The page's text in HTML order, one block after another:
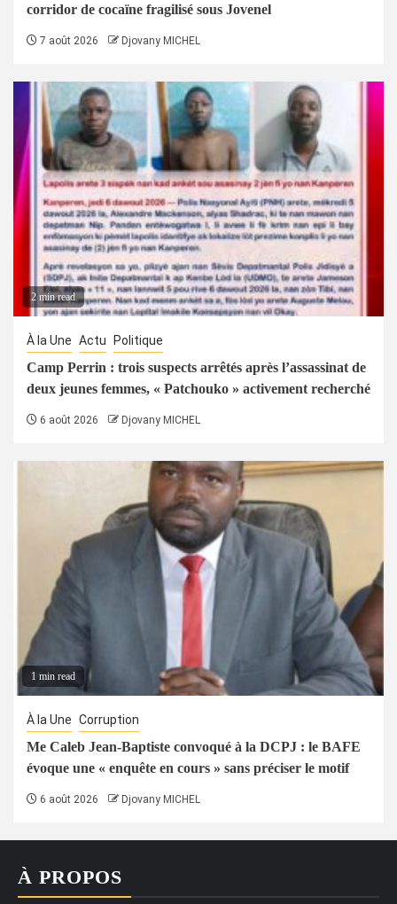
corridor de cocaïne fragilisé sous Jovenel
7 août 2026 Djovany MICHEL
2 min read
À la Une Actu Politique
Camp Perrin : trois suspects arrêtés après l’assassinat de
deux jeunes femmes, « Patchouko » activement recherché
6 août 2026 Djovany MICHEL
1 min read
À la Une Corruption
Me Caleb Jean-Baptiste convoqué à la DCPJ : le BAFE
évoque une « enquête en cours » sans préciser le motif
6 août 2026 Djovany MICHEL
À PROPOS